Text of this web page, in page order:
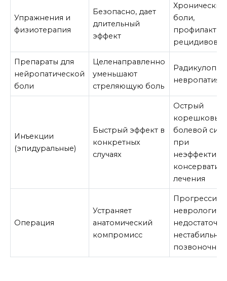
Упражнения и
физиотерапия
Безопасно, дает
длительный
эффект
Хронические
боли,
рецидивов
Препараты для
нейропатической
боли
Целенаправленно
уменьшают
стреляющую боль
невропатия
Инъекции
(эпидуральные)
Быстрый эффект в
конкретных
случаях
Острый
корешковый
болевой
при
лечения
Операция
Устраняет
анатомический
компромисс